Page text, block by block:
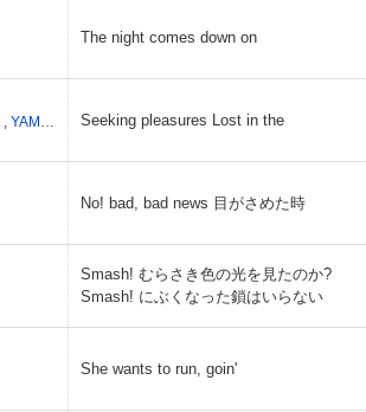
The night comes down on
YAMADA MASAKI
Seeking pleasures Lost in the
No! bad, bad news 目がさめた時
Smash! むらさき色の光を見たのか?
Smash! にぶくなった鎖はいらない
She wants to run, goin'